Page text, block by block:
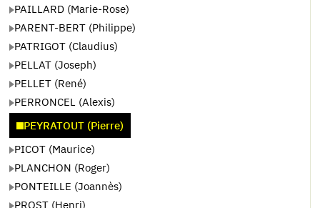
PAILLARD (Marie-Rose)
PARENT-BERT (Philippe)
PATRIGOT (Claudius)
PELLAT (Joseph)
PELLET (René)
PERRONCEL (Alexis)
PEYRATOUT (Pierre)
PICOT (Maurice)
PLANCHON (Roger)
PONTEILLE (Joannès)
PROST (Henri)